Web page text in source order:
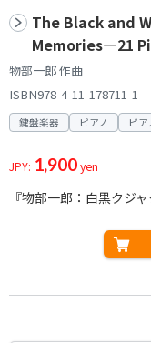
The Black and
Memories―21
物部一郎 作曲
ISBN978-4-11-178711-1
鍵盤楽器 ピアノ ピ
JPY: 1,900yen
『物部一郎：白黒クジ